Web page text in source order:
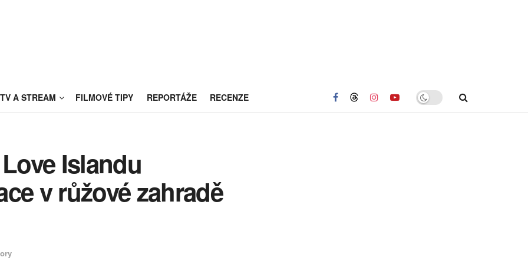
TV A STREAM FILMOVÉ TIPY REPORTÁŽE RECENZE
Islandu
v růžové zahradě